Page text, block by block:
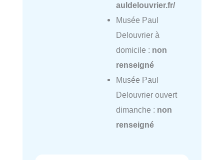
auldelouvrier.fr/
Musée Paul
Delouvrier à
domicile : non
renseigné
Musée Paul
Delouvrier ouvert
dimanche : non
renseigné